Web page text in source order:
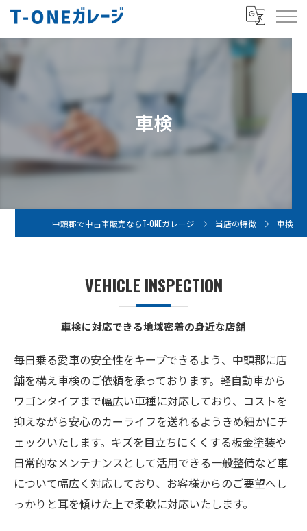
車検
中頭郡で中古車販売ならT-ONEガレージ 当店の特徴 車検
車検に対応できる地域密着の身近な店舗
VEHICLE INSPECTION
毎日乗る愛車の安全性をキープできるよう、中頭郡に店
舗を構え車検のご依頼を承っております。軽自動車から
ワゴンタイプまで幅広い車種に対応しており、コストを
抑えながら安心のカーライフを送れるようきめ細かにチ
ェックいたします。キズを目立ちにくくする板金塗装や
日常的なメンテナンスとして活用できる一般整備など車
について幅広く対応しており、お客様からのご要望へし
っかりと耳を傾けた上で柔軟に対応いたします。